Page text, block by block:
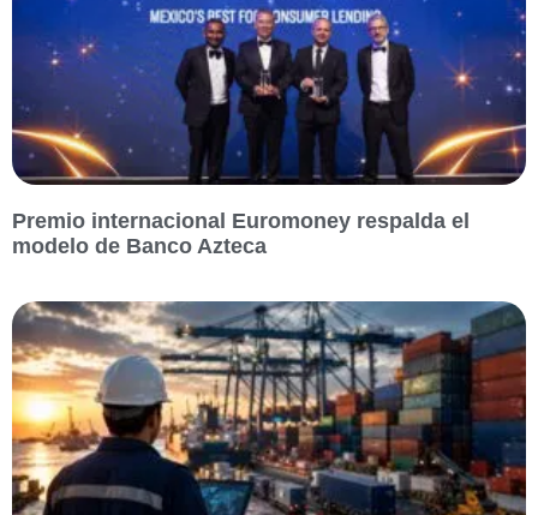
Premio internacional Euromoney respalda el
modelo de Banco Azteca